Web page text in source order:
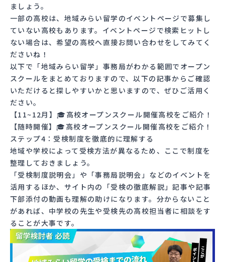
ましょう。
一部の高校は、地域みらい留学のイベントページで募集し
ていない高校もあります。イベントページで検索ヒットし
ない場合は、希望の高校へ直接お問い合わせをしてみてく
ださいね！
以下で「地域みらい留学」事務局がわかる範囲でオープン
スクールをまとめておりますので、以下の記事からご確認
いただけると探しやすいかと思いますので、ぜひご活用く
ださい。
【11~12月】🎓高校オープンスクール開催高校をご紹介！
【随時開催】🎓高校オープンスクール開催高校をご紹介！
ステップ4：受検制度を徹底的に理解する
地域や学校によって受検方法が異なるため、ここで制度を
整理しておきましょう。
「受検制度説明会」や「事務局説明会」などのイベントを
活用するほか、サイト内の 「受検の徹底解説」記事や記事
下部添付の動画も理解の助けになります。分からないこと
があれば、中学校の先生や受検先の高校担当者に相談をす
ることが大事です。